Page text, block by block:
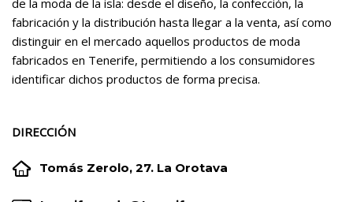
fabricación y la distribución hasta llegar a la venta, así como
distinguir en el mercado aquellos productos de moda
fabricados en Tenerife, permitiendo a los consumidores
identificar dichos productos de forma precisa.
DIRECCIÓN

 Tomás Zerolo, 27. La Orotava